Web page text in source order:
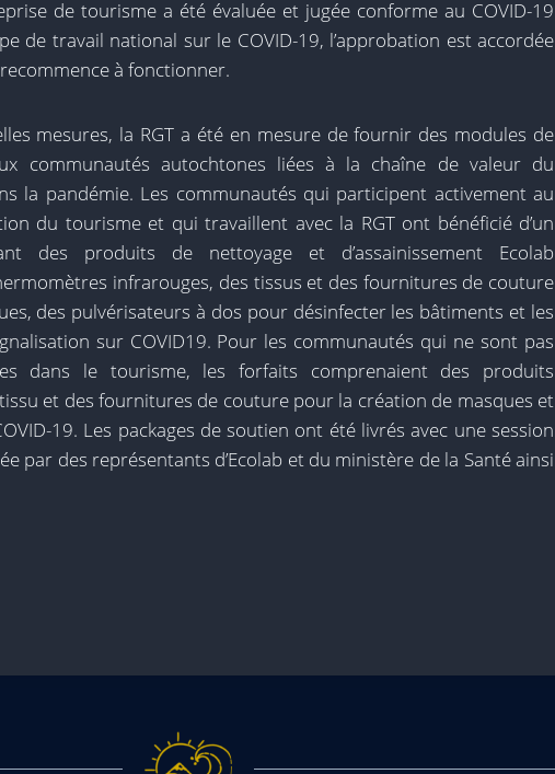
de tourisme a été évaluée et jugée conforme au COVID-19
de travail national sur le COVID-19, l’approbation est accordée
à fonctionner.
mesures, la RGT a été en mesure de fournir des modules de
communautés autochtones liées à la chaîne de valeur du
la pandémie. Les communautés qui participent activement au
du tourisme et qui travaillent avec la RGT ont bénéficié d’un
des produits de nettoyage et d’assainissement Ecolab
infrarouges, des tissus et des fournitures de couture
des pulvérisateurs à dos pour désinfecter les bâtiments et les
sur COVID19. Pour les communautés qui ne sont pas
dans le tourisme, les forfaits comprenaient des produits
tissu et des fournitures de couture pour la création de masques et
19. Les packages de soutien ont été livrés avec une session
par des représentants d’Ecolab et du ministère de la Santé ainsi